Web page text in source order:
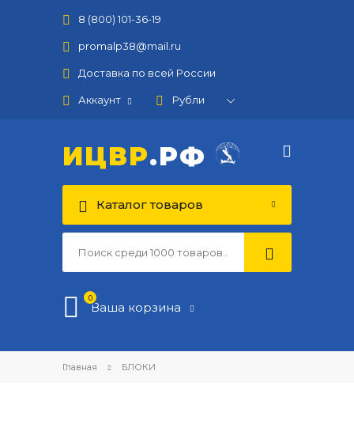
8 (800) 101-36-19
promalp38@mail.ru
Доставка по всей России
Аккаунт
ИЦВР.РФ
Каталог товаров
0
Ваша корзина
Главная БЛОКИ